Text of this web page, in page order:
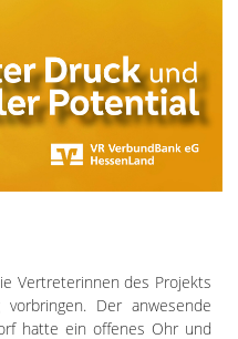
Vertreterinnen des Projekts
Der anwesende
hatte ein offenes Ohr und